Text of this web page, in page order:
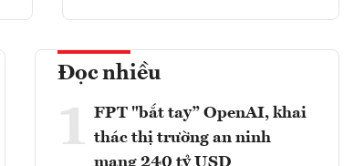
Đọc nhiều
1 FPT "bắt tay” OpenAI, khai
thác thị trường an ninh
mạng 240 tỷ USD